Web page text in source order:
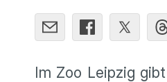
Im Zoo Leipzig